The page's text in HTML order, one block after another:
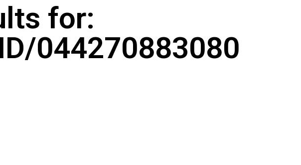
for:
044270883080